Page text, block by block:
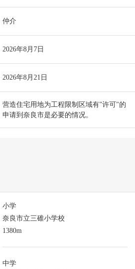
仲介
2026年8月7日
2026年8月21日
营造住宅用地为工程限制区域有"许可"的
申请到奈良市是必要的情况。
小学
奈良市立三碓小学校
1380m
中学